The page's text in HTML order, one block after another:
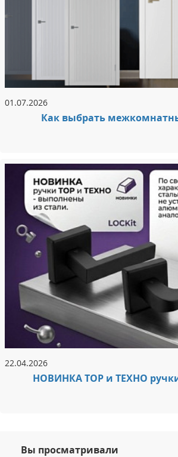
01.07.2026
Как выбрать
22.04.2026
НОВИНКА ТОР и ТЕХНО
Вы просматривали